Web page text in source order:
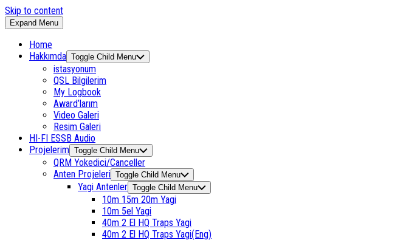
Skip to content
Expand Menu
Home
Hakkımda Toggle Child Menu
istasyonum
QSL Bilgilerim
My Logbook
Award’larım
Video Galeri
Resim Galeri
HI-FI ESSB Audio
Projelerim Toggle Child Menu
QRM Yokedici/Canceller
Anten Projeleri Toggle Child Menu
Yagi Antenler Toggle Child Menu
10m 15m 20m Yagi
10m 5el Yagi
40m 2 El HQ Traps Yagi
40m 2 El HQ Traps Yagi(Eng)